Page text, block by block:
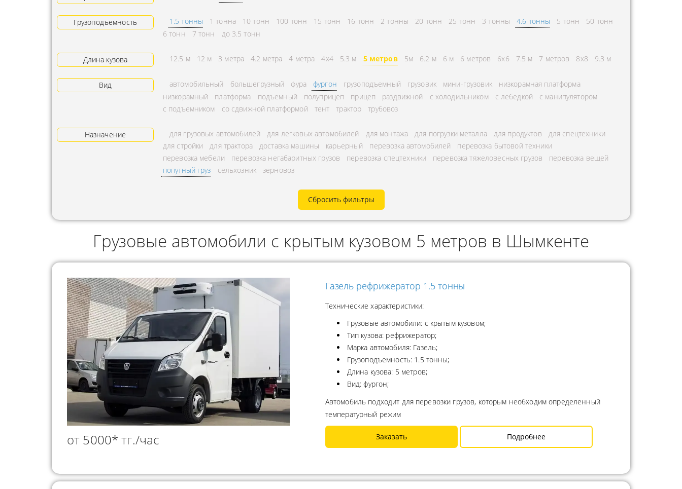
АРЕНДА ТРАКТОРА
УСЛУГИ АВТОКРАНА
АВИАПЕРЕВОЗКА
ГРУЗОПЕРЕВОЗКИ
ПЕРЕВОЗКИ
ИНДИВИДУАЛЬНЫЕ
ГРУЗОПЕРЕВОЗКИ
КОНТЕЙНЕРНЫЕ
ПЕРЕВОЗКИ
ЭКСПЕДИТОРА
ПЕРЕВОЗКА МУКИ
РАССЧИТАТЬ РАССТОЯНИЕ
ОХРАНА ГРУЗА
ПЕРЕВОЗКА КИСЛОРОДНЫХ
БАЛЛОНОВ
ПЕРЕВОЗКА
НЕФТЕПРОДУКТОВ
ГОРОДСКИЕ
МЕЖДУГОРОДНЫЕ
ПЕРЕВОЗКИ В БЕЛАРУСЬ
ПЕРЕВОЗКИ В
Грузоподъемность 1.5 тонны 1 тонна 10 тонн 100 тонн 15 тонн 16 тонн 2 тонны 20 тонн 25 тонн 3 тонны 4.6 тонны 5 тонн
50 тонн
6 тонн
7 тонн до 3.5 тонн
Длина кузова 12.5 м 12 м 3 метра 4.2 метра 4 метра 4x4 5.3 м 5 метров 5м 6.2 м 6 м 6 метров 6х6 7.5 м 7 метров 8х8 9.3 м
Вид автомобильный большегрузный фура фургон грузоподъемный грузовик мини-грузовик
низкорамная платформа
низкорамный
платформа подъемный полуприцеп прицеп раздвижной с холодильником с лебедкой
с манипулятором
с подъемником
со сдвижной платформой тент трактор трубовоз
Назначение для грузовых автомобилей для легковых автомобилей для монтажа для погрузки металла для продуктов
для спецтехники
для стройки
для трактора доставка машины карьерный перевозка автомобилей
перевозка бытовой техники
перевозка мебели
перевозка негабаритных грузов перевозка спецтехники перевозка тяжеловесных грузов
перевозка вещей
попутный груз
сельхозник зерновоз
Сбросить фильтры
Грузовые автомобили с крытым кузовом 5 метров в Шымкенте
от 5000* тг./час
Газель рефрижератор 1.5 тонны
Технические характеристики:
Грузовые автомобили: с крытым кузовом;
Тип кузова: рефрижератор;
Марка автомобиля: Газель;
Грузоподъемность: 1.5 тонны;
Длина кузова: 5 метров;
Вид: фургон;
Автомобиль подходит для перевозки грузов, которым необходим определенный
температурный режим
Заказать Подробнее